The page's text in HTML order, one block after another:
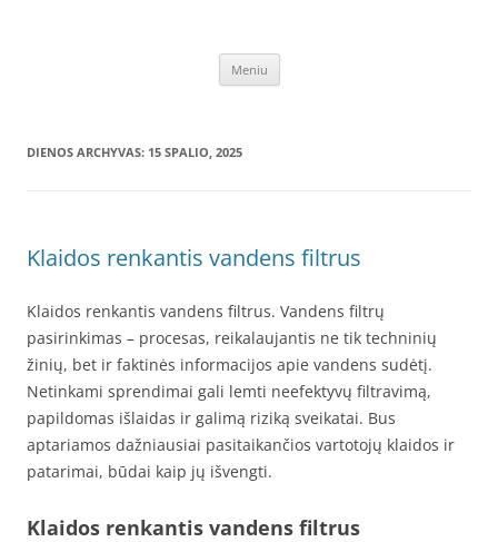
atbulinis osmosas, osmoso sistemos, geriamo vandens, po kriaukle –
Meniu
DIENOS ARCHYVAS: 15 SPALIO, 2025
Klaidos renkantis vandens filtrus
Klaidos renkantis vandens filtrus. Vandens filtrų
pasirinkimas – procesas, reikalaujantis ne tik techninių
žinių, bet ir faktinės informacijos apie vandens sudėtį.
Netinkami sprendimai gali lemti neefektyvų filtravimą,
papildomas išlaidas ir galimą riziką sveikatai. Bus
aptariamos dažniausiai pasitaikančios vartotojų klaidos ir
patarimai, būdai kaip jų išvengti.
Klaidos renkantis vandens filtrus